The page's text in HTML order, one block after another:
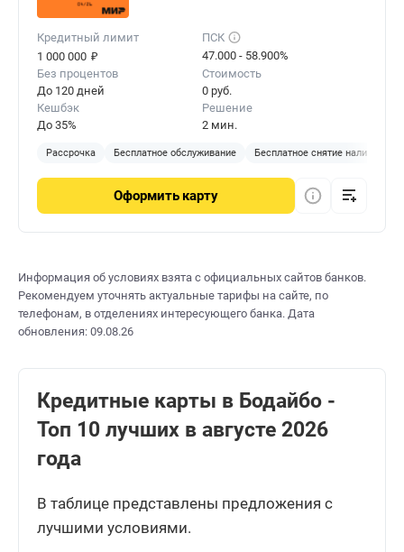
Кредитный лимит
1 000 000 ₽
ПСК
47.000 - 58.900%
Без процентов
До 120 дней
Стоимость
0 руб.
Кешбэк
До 35%
Решение
2 мин.
Рассрочка Бесплатное обслуживание Бесплатное снятие наличных
Оформить карту
Информация об условиях взята с официальных сайтов банков.
Рекомендуем уточнять актуальные тарифы на сайте, по
телефонам, в отделениях интересующего банка. Дата
обновления: 09.08.26
Кредитные карты в Бодайбо -
Топ 10 лучших в августе 2026
года
В таблице представлены предложения с
лучшими условиями.